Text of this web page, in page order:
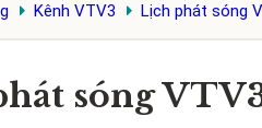
Kênh VTV3 Lịch phát sóng
sóng